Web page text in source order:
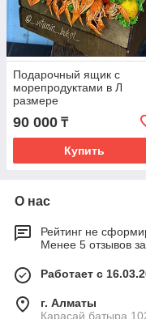
Подарочный ящик с
морепродуктами в Л
размере
90 000 ₸
Купить
О нас
Рейтинг не
Менее 5 отзывов
Работает с
г. Алматы
Карасай батыра